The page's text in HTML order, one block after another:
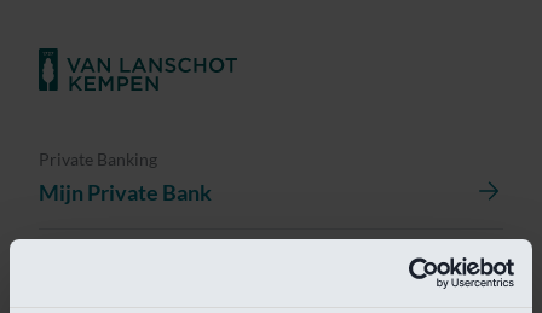
Private Banking
Mijn Private Bank